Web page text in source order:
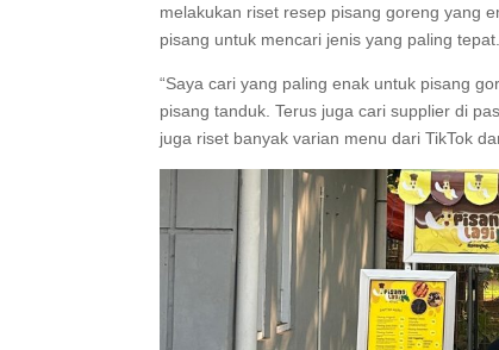
melakukan riset resep pisang goreng yang
pisang untuk mencari jenis yang paling tepat.
“Saya cari yang paling enak untuk pisang
pisang tanduk. Terus juga cari supplier di
juga riset banyak varian menu dari TikTok